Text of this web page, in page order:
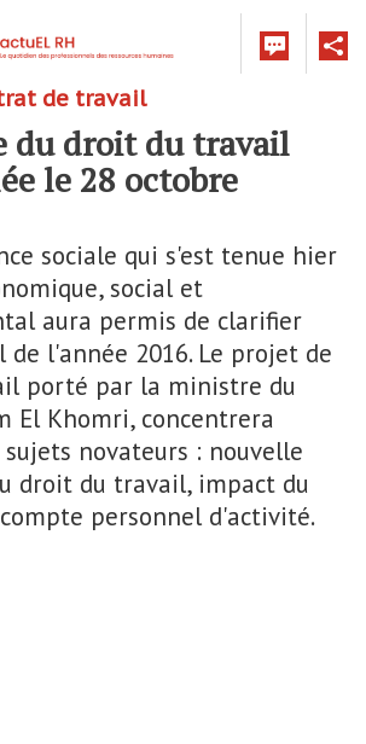
de travail
du droit du travail
le 28 octobre
sociale qui s'est tenue hier
social et
aura permis de clarifier
de l'année 2016. Le projet de
porté par la ministre du
El Khomri, concentrera
novateurs : nouvelle
droit du travail, impact du
personnel d'activité.